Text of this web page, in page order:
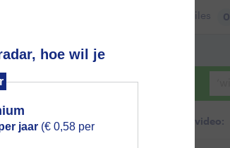
hoe wil je
jaar (€ 0,58 per
Files 0
meer.
Weerzine
Zoeken in foto & video: